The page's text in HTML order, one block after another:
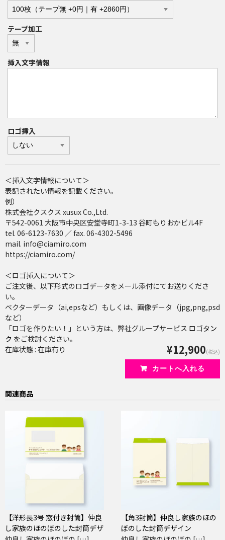
テープ加工
挿入文字情報
ロゴ挿入
＜挿入文字情報について＞
表記されたい情報を記載ください。
例）
株式会社クスクス xusux Co.,Ltd.
〒542-0061 大阪市中央区安堂寺町1-3-13 谷町もりおかビル4F
tel. 06-6123-7630 ／ fax. 06-4302-5496
mail. info@ciamiro.com
https://ciamiro.com/
＜ロゴ挿入について＞
ご注文後、以下形式のロゴデータをメール添付にてお送りくださ
い。
ベクターデータ（ai,epsなど）もしくは、画像データ（jpg,png,psd
など）
「ロゴを作りたい！」という方は、弊社グループサービス ロゴタン
ク をご検討ください。
在庫状態 : 在庫有り
¥12,900(税込)
関連商品
【洋形長3号 窓付き封筒】仲良
し家族のほのぼのした封筒デザ
【角3封筒】仲良し家族のほの
ぼのした封筒デザイン